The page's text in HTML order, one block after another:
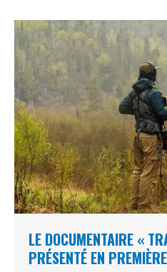
LE DOCUMENTAIRE «
PRÉSENTÉ EN